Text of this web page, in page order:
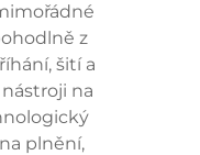
z
šití a
na
plnění,